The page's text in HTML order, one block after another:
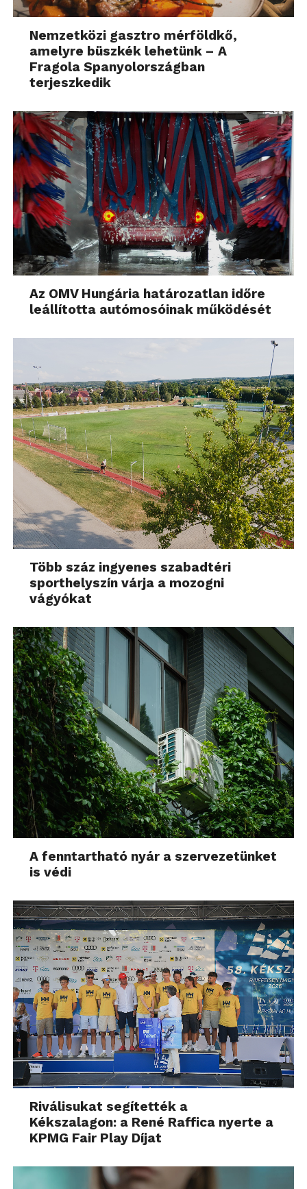
Nemzetközi gasztro mérföldkő,
amelyre büszkék lehetünk – A
Fragola Spanyolországban
terjeszkedik
Az OMV Hungária határozatlan időre
leállította autómosóinak működését
Több száz ingyenes szabadtéri
sporthelyszín várja a mozogni
vágyókat
A fenntartható nyár a szervezetünket
is védi
Riválisukat segítették a
Kékszalagon: a René Raffica nyerte a
KPMG Fair Play Díjat